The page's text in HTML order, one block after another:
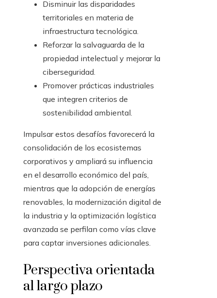
Disminuir las disparidades
territoriales en materia de
infraestructura tecnológica.
Reforzar la salvaguarda de la
propiedad intelectual y mejorar la
ciberseguridad.
Promover prácticas industriales
que integren criterios de
sostenibilidad ambiental.
Impulsar estos desafíos favorecerá la
consolidación de los ecosistemas
corporativos y ampliará su influencia
en el desarrollo económico del país,
mientras que la adopción de energías
renovables, la modernización digital de
la industria y la optimización logística
avanzada se perfilan como vías clave
para captar inversiones adicionales.
Perspectiva orientada
al largo plazo